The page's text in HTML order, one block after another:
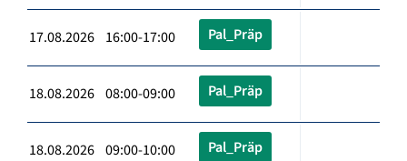
17.08.2026 16:00-17:00 Pal_Präp
18.08.2026 08:00-09:00 Pal_Präp
18.08.2026 09:00-10:00 Pal_Präp